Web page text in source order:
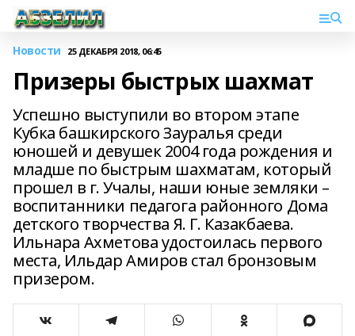
Новости 25 ДЕКАБРЯ 2018, 06:45
Призеры быстрых шахмат
Успешно выступили во втором этапе
Кубка башкирского Зауралья среди
юношей и девушек 2004 года рождения и
младше по быстрым шахматам, который
прошел в г. Учалы, наши юные земляки –
воспитанники педагога районного Дома
детского творчества Я. Г. Казакбаева.
Ильнара Ахметова удостоилась первого
места, Ильдар Амиров стал бронзовым
призером.